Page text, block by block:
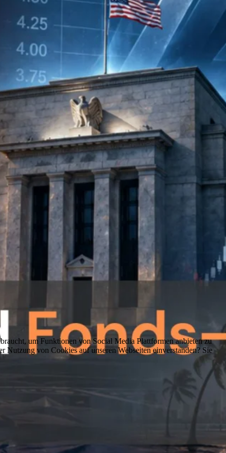
um Funktionen von Social Media Plattformen anbieten zu
von Cookies auf unseren Webseiten einverstanden? Sie